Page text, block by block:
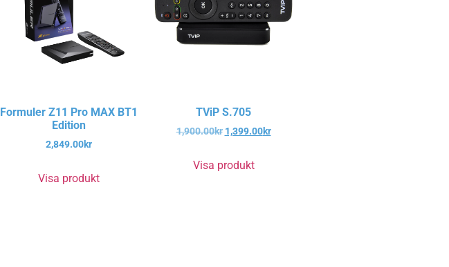
Formuler Z11 Pro MAX BT1
Edition
2,849.00kr
Visa produkt
TViP S.705
1,900.00kr 1,399.00kr
Visa produkt